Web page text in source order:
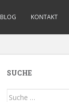
BLOG KONTAKT
SUCHE
Suche